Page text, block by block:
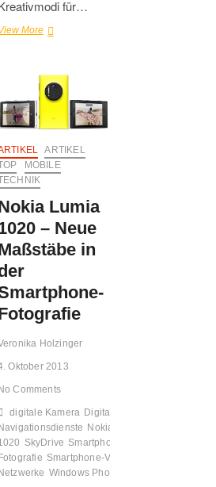
für…
MoreNikon
–
klein,
robust
handlich
150
OM-D
ARTIKEL
MOBILE
Lumia
– Neue
in
Holzinger
Oktober 2013
Comments
digitale Kamera Digitalkamera
Nokia Lumia
SkyDrive Smartphone
Smartphone-Video
Windows Phone